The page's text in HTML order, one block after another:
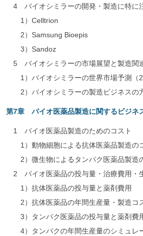
4 バイオシミラーの開発・製造に特に
1）Celltrion
2）Samsung Bioepis
3）Sandoz
5 バイオシミラーの市場展望と製造関
1）バイオシミラーの世界市場予測（
2）バイオシミラーの製造ビジネスの
第7章 バイオ医薬品製造に関するビジネ
1 バイオ医薬品製造のためのコスト
1）動物細胞による抗体医薬品製造の
2）微生物によるタンパク医薬品製造
2 バイオ医薬品の投与量・治療費用・
1）抗体医薬品の投与量と薬剤費用
2）抗体医薬品の年間生産量・製造コ
3）タンパク医薬品の投与量と薬剤費
4）タンパクの年間生産量のシミュレ